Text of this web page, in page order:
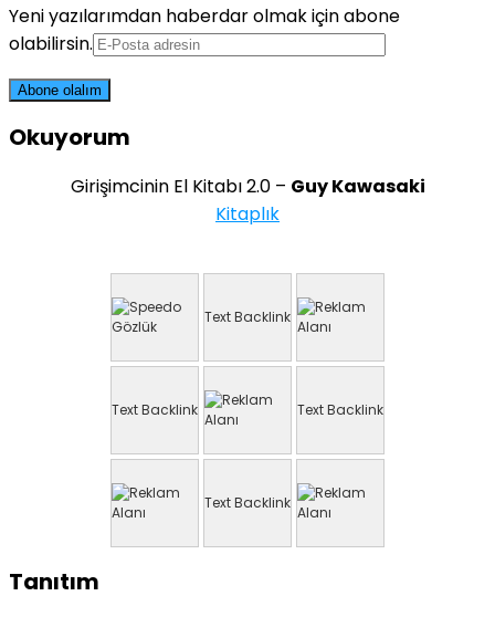
Yeni yazılarımdan haberdar olmak için abone
olabilirsin.
Okuyorum
Girişimcinin El Kitabı 2.0 – Guy Kawasaki
Kitaplık
Text Backlink
Text Backlink Text Backlink
Text Backlink
Tanıtım